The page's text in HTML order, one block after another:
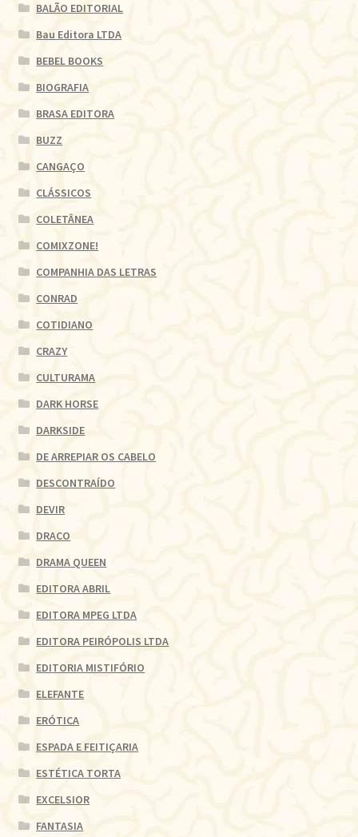
BALÃO EDITORIAL
Bau Editora LTDA
BEBEL BOOKS
BIOGRAFIA
BRASA EDITORA
BUZZ
CANGAÇO
CLÁSSICOS
COLETÂNEA
COMIXZONE!
COMPANHIA DAS LETRAS
CONRAD
COTIDIANO
CRAZY
CULTURAMA
DARK HORSE
DARKSIDE
DE ARREPIAR OS CABELO
DESCONTRAÍDO
DEVIR
DRACO
DRAMA QUEEN
EDITORA ABRIL
EDITORA MPEG LTDA
EDITORA PEIRÓPOLIS LTDA
EDITORIA MISTIFÓRIO
ELEFANTE
ERÓTICA
ESPADA E FEITIÇARIA
ESTÉTICA TORTA
EXCELSIOR
FANTASIA